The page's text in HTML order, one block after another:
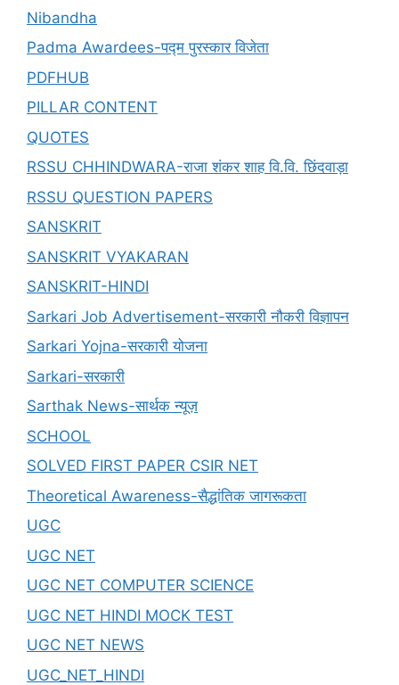
Nibandha
Padma Awardees-पद्म पुरस्कार विजेता
PDFHUB
PILLAR CONTENT
QUOTES
RSSU CHHINDWARA-राजा शंकर शाह वि.वि. छिंदवाड़ा
RSSU QUESTION PAPERS
SANSKRIT
SANSKRIT VYAKARAN
SANSKRIT-HINDI
Sarkari Job Advertisement-सरकारी नौकरी विज्ञापन
Sarkari Yojna-सरकारी योजना
Sarkari-सरकारी
Sarthak News-सार्थक न्यूज़
SCHOOL
SOLVED FIRST PAPER CSIR NET
Theoretical Awareness-सैद्धांतिक जागरूकता
UGC
UGC NET
UGC NET COMPUTER SCIENCE
UGC NET HINDI MOCK TEST
UGC NET NEWS
UGC_NET_HINDI